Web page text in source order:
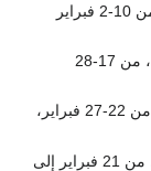
، من 10-2 فبراير
، من 17-28
، من 22-27 فبراير،
، من 21 فبراير إلى